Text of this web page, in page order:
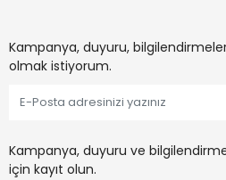
Kampanya, duyuru,
olmak istiyorum.
Kampanya, duyuru ve
için kayıt olun.